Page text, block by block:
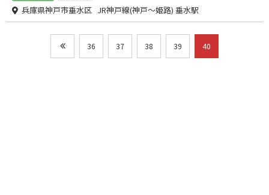
兵庫県神戸市垂水区 JR神戸線(神戸～姫路) 垂水駅
36 37 38 39 40